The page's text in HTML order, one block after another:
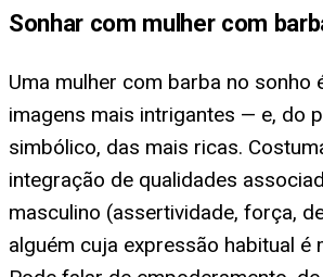
Sonhar com mulher com
Uma mulher com barba no sonho
imagens mais intrigantes — e, do
simbólico, das mais ricas.
integração de qualidades
masculino (assertividade, força,
alguém cuja expressão habitual é